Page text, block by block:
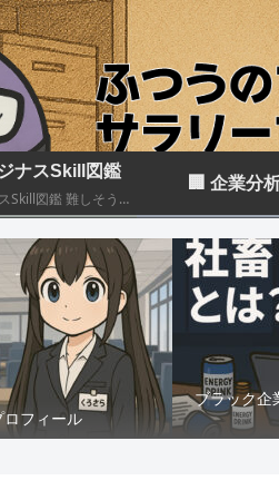
ナスSkill図鑑
📘 ビジナスSkill図鑑 難しそうに見えるビジネススキルも、構造化して分解すれば実はカンタン！いろんなスキルの組み合わせだということがわかると思います このカテゴリでは仕事のスキルを“ナスでもわかる”レベルで図解＆やさしく柔らかく解説していきます🍆
🏢 企業分
ロフィール
ブラック企